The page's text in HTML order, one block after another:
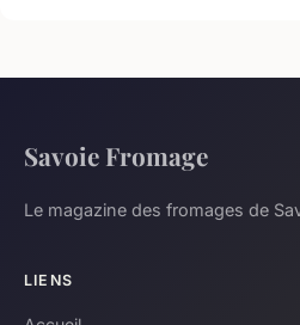
Savoie Fromage
Le magazine des fromages de
LIENS